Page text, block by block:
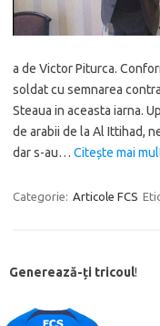
a de Victor Piturca.
soldat cu semnarea
Steaua in aceasta iarna.
de arabii de la Al Ittihad,
dar s-au… Citește mai
Categorie: Articole FCS
Generează-ți tricoul!